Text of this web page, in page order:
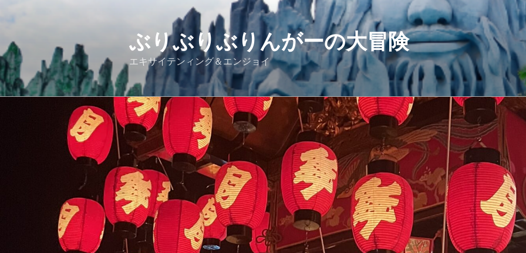
ン
ツ
へ
ス
ぶりぶりぶりんがーの大冒険
エキサイテンィング＆エンジョイ